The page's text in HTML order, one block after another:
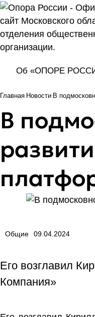
Об «ОПОРЕ
Главная Новости В
В
Общие 09.04.2024
Его возглавил
Компания»